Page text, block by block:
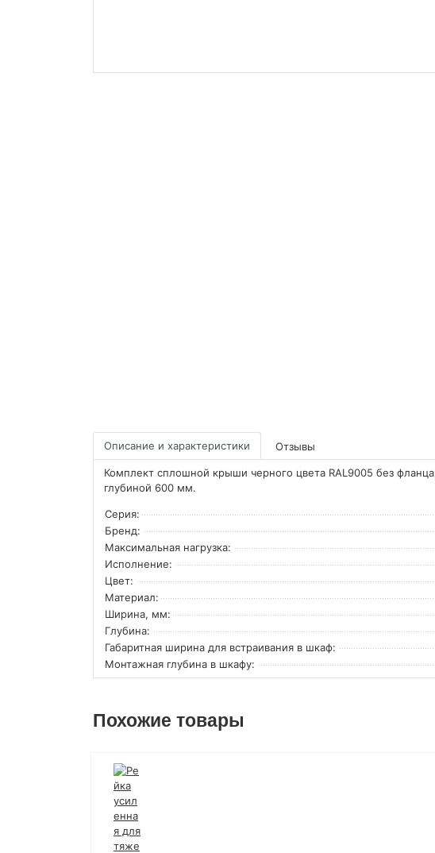
Описание и характеристики Отзывы
Комплект сплошной крыши черного цвета RAL9005 без
глубиной 600 мм.
Серия:
Бренд:
Максимальная нагрузка:
Исполнение:
Цвет:
Материал:
Ширина, мм:
Глубина:
Габаритная ширина для встраивания в шкаф:
Монтажная глубина в шкафу:
Похожие товары